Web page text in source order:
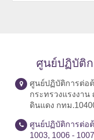
ศูนย์ปฏิบัติ
ศูนย์ปฏิบัติการต่อ
กระทรวงแรงงา
ดินแดง กทม
ศูนย์ปฏิบัติการต่อ
1003, 1006 - 1007